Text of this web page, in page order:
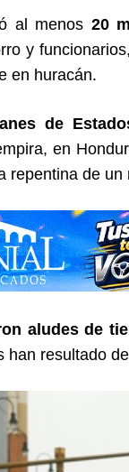
al menos 20
y
en huracán.
de
en
repentina de un
aludes de
han resultado